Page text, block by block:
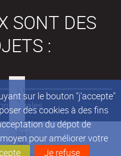
sur le bouton "j'accepte"
des cookies à des fins
du dépot de
pour améliorer votre
Je refuse
SONT DES
:
légales